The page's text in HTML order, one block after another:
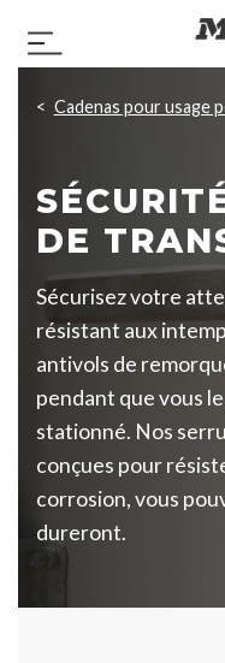
Basculer la navigation
Cadenas pour usage
DE
Sécurisez votre
résistant aux
antivols de
pendant que vous
stationné. Nos
conçues pour
corrosion, vous
dureront.